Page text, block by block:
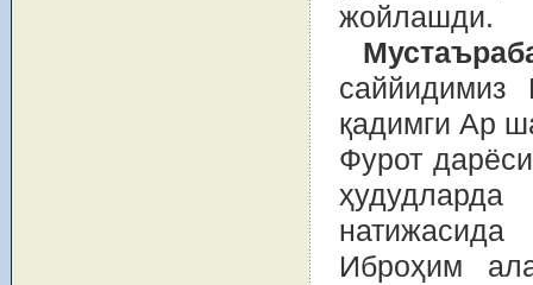
жойлашди.
саййидимиз
қадимги Ар
Фурот
Иброҳим